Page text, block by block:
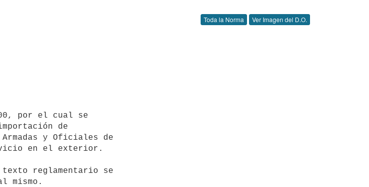
Toda la Norma Ver Imagen del D.O.
por el cual se
de
y Oficiales de
en el exterior.
texto reglamentario se
mismo.